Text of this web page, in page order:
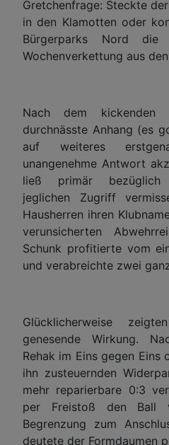
Gretchenfrage: Steckte
in den Klamotten oder
Bürgerparks Nord die
Wochenverkettung aus
Nach dem kickenden
durchnässte Anhang (es
auf weiteres
unangenehme Antwort
ließ primär bezüglich
jeglichen Zugriff
Hausherren ihren
verunsicherten
Schunk profitierte vom
und verabreichte zwei
Glücklicherweise
genesende Wirkung.
Rehak im Eins gegen Eins
ihn zusteuernden
mehr reparierbare 0:3
per Freistoß den Ball
Begrenzung zum
deutete der Formdaumen